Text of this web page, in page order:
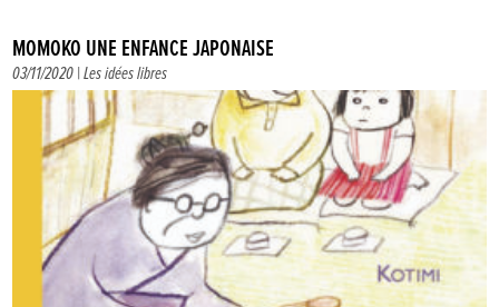
MOMOKO UNE ENFANCE JAPONAISE
03/11/2020 |Les idées libres